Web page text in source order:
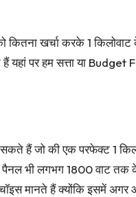
कितना खर्चा करके 1
पर हम सत्ता या Budget
हैं जो की एक परफेक्ट 1
भी लगभग 1800 वाट तक
मानते हैं क्योंकि इसमें